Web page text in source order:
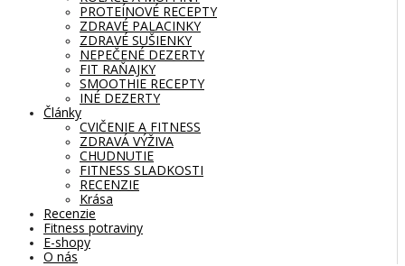
PROTEÍNOVÉ RECEPTY
ZDRAVÉ PALACINKY
ZDRAVÉ SUŠIENKY
NEPEČENÉ DEZERTY
FIT RAŇAJKY
SMOOTHIE RECEPTY
INÉ DEZERTY
Články
CVIČENIE A FITNESS
ZDRAVÁ VÝŽIVA
CHUDNUTIE
FITNESS SLADKOSTI
RECENZIE
Krása
Recenzie
Fitness potraviny
E-shopy
O nás